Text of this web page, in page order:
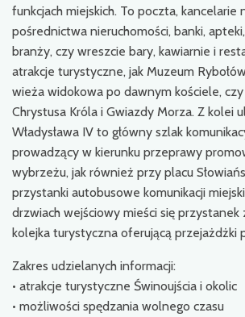
funkcjach miejskich. To poczta, kancelarie
pośrednictwa nieruchomości, banki,
branży, czy wreszcie bary, kawiarnie i
atrakcje turystyczne, jak Muzeum
wieża widokowa po dawnym kościele, czy
Chrystusa Króla i Gwiazdy Morza. Z kolei
Władysława IV to główny szlak
prowadzący w kierunku przeprawy
wybrzeżu, jak również przy placu
przystanki autobusowe komunikacji
drzwiach wejściowy mieści się
kolejka turystyczna oferującą przejażdżki
Zakres udzielanych informacji:
• atrakcje turystyczne Świnoujścia i okolic
• możliwości spędzania wolnego czasu